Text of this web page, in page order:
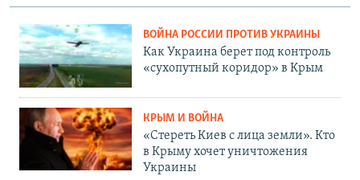
ВОЙНА РОССИИ ПРОТИВ УКРАИНЫ
Как Украина берет под контроль
«сухопутный коридор» в Крым
КРЫМ И ВОЙНА
«Стереть Киев с лица земли». Кто
в Крыму хочет уничтожения
Украины